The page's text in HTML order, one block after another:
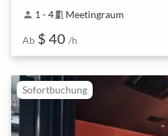
person 1 - 4meeting_room Meetingraum
Ab $ 40 /h
Sofortbuchung